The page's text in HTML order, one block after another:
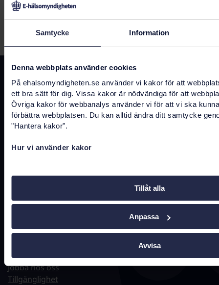
Samtycke Information
Denna webbplats använder cookies
På ehalsomyndigheten.se använder vi kakor för att
ett bra sätt för dig. Vissa kakor är nödvändiga för att
Övriga kakor för webbanalys använder vi för att vi ska
förbättra webbplatsen. Du kan alltid ändra ditt samtycke
"Hantera kakor".
Hur vi använder kakor
Tillåt alla
Anpassa
Avvisa
Senast uppdaterad: 23 april 2025
Kontakta oss
registrator@ehalsomyndigheten.se
Tel.0771-766 200(kundtjänst)
Fler kontaktuppgifter
Hitta snabbt
Driftstatus
Jobba hos oss
Tillgänglighet